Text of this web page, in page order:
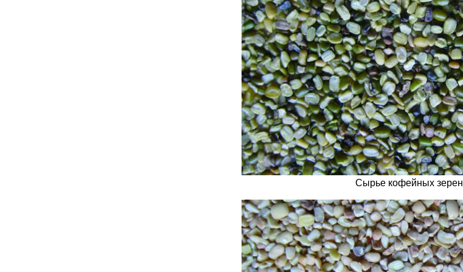
Сырье кофейных зерен